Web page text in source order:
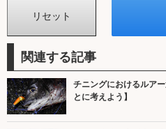
関連する記事
チニングにおけるルア
とに考えよう】